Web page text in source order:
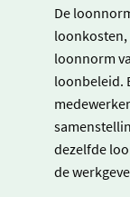
De
loonnorm
loonbeleid.
dezelfde
de